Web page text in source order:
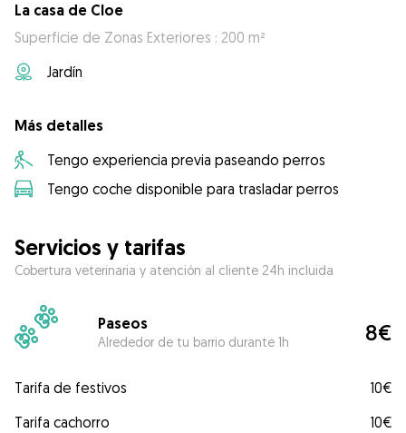
La casa de Cloe
Superficie de Zonas Exteriores : 200 m²
Jardín
Más detalles
Tengo experiencia previa paseando perros
Tengo coche disponible para trasladar perros
Servicios y tarifas
Cobertura veterinaria y atención al cliente 24h incluida
Paseos
Alrededor de tu barrio durante 1h 8€
Tarifa de festivos
10€
Tarifa cachorro
10€